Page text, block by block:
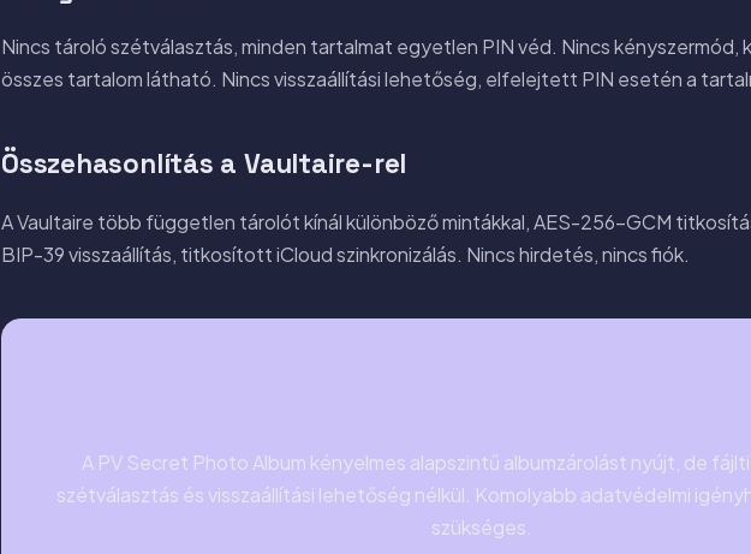
Nincs tároló szétválasztás, minden tartalmat egyetlen PIN véd. Nincs kényszermód,
összes tartalom látható. Nincs visszaállítási lehetőség, elfelejtett PIN esetén a
Összehasonlítás a Vaultaire-rel
A Vaultaire több független tárolót kínál különböző mintákkal, AES-256-GCM
BIP-39 visszaállítás, titkosított iCloud szinkronizálás. Nincs hirdetés, nincs fiók.
A PV Secret Photo Album kényelmes alapszintű albumzárolást nyújt, de
szétválasztás és visszaállítási lehetőség nélkül. Komolyabb adatvédelmi
szükséges.